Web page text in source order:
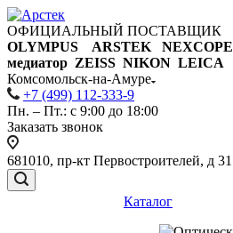
ОФИЦИАЛЬНЫЙ ПОСТАВЩИК
OLYMPUS ARSTEK NEXCOPE
медиатор ZEISS NIKON LEICA
Комсомольск-на-Амуре
+7 (499) 112-333-9
Пн. – Пт.: с 9:00 до 18:00
Заказать звонок
681010, пр-кт Первостроителей, д 31
Каталог